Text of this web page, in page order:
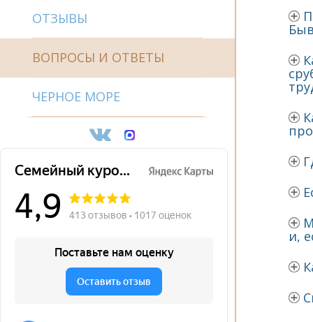
ОТЗЫВЫ
ВОПРОСЫ И ОТВЕТЫ
ЧЕРНОЕ МОРЕ
и,